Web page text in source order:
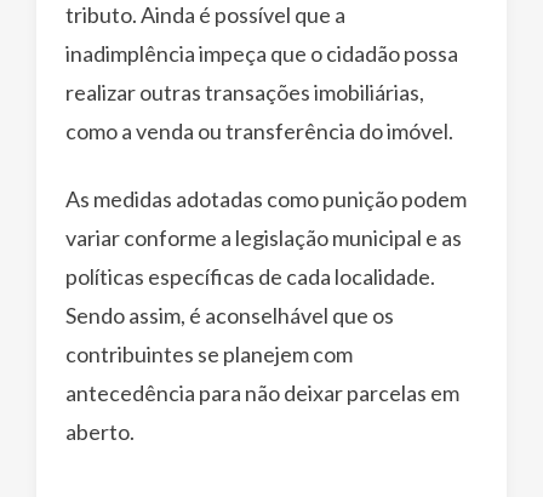
tributo. Ainda é possível que a
inadimplência impeça que o cidadão possa
realizar outras transações imobiliárias,
como a venda ou transferência do imóvel.
As medidas adotadas como punição podem
variar conforme a legislação municipal e as
políticas específicas de cada localidade.
Sendo assim, é aconselhável que os
contribuintes se planejem com
antecedência para não deixar parcelas em
aberto.